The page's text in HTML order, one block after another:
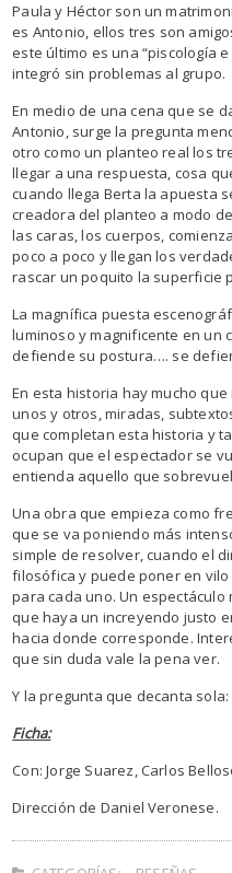
Paula y Héctor son un
es Antonio, ellos tres son
este último es una “piscología
integró sin problemas al grupo.
En medio de una cena que se
Antonio, surge la pregunta
otro como un planteo real los
llegar a una respuesta, cosa
cuando llega Berta la apuesta
creadora del planteo a modo
las caras, los cuerpos,
poco a poco y llegan los
rascar un poquito la superficie
La magnífica puesta
luminoso y magnificente en un
defiende su postura…. se
En esta historia hay mucho
unos y otros, miradas,
que completan esta historia y
ocupan que el espectador se
entienda aquello que
Una obra que empieza como
que se va poniendo más
simple de resolver, cuando el
filosófica y puede poner en
para cada uno. Un
que haya un increyendo justo
hacia donde corresponde.
que sin duda vale la pena ver.
Y la pregunta que decanta
Ficha:
Con: Jorge Suarez, Carlos
Dirección de Daniel Veronese.